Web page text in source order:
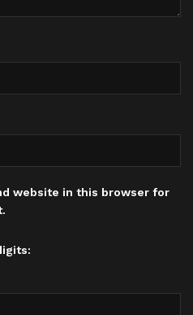
website in this browser for